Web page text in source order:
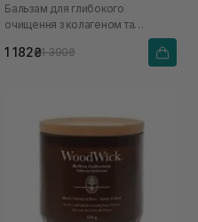
г
Бальзам для глибокого
очищення з колагеном та
1 182₴1 390₴